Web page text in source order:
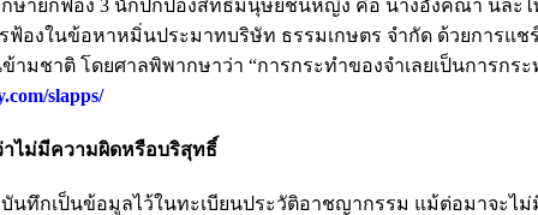
กษายกฟ้อง 3 นักปกป้องสิทธิมนุษยชนหญิง คือ นางอังคณา นีละไ
องในข้อหาหมิ่นประมาทบริษัท ธรรมเกษตร จำกัด ด้วยการแช
ามชาติ โดยศาลพิพากษาว่า “การกระทำของจำเลยเป็นการกร
slapps/
ไม่มีความผิดหรือบริสุทธิ์
ทึกเป็นข้อมูลไว้ในทะเบียนประวัติอาชญากรรม แม้ต่อมาจะไม่